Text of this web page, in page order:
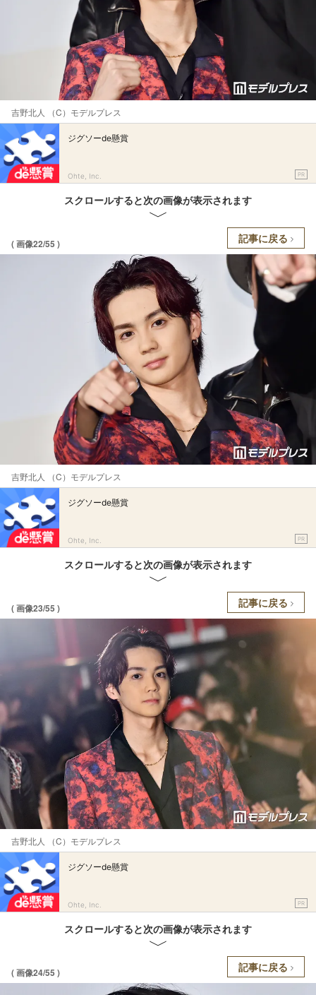
吉野北人 （C）モデルプレス
ジグソーde懸賞
Ohte, Inc. PR
スクロールすると次の画像が表示されます
( 画像22/55 ) 記事に戻る
吉野北人 （C）モデルプレス
ジグソーde懸賞
Ohte, Inc. PR
スクロールすると次の画像が表示されます
( 画像23/55 ) 記事に戻る
吉野北人 （C）モデルプレス
ジグソーde懸賞
Ohte, Inc. PR
スクロールすると次の画像が表示されます
( 画像24/55 ) 記事に戻る